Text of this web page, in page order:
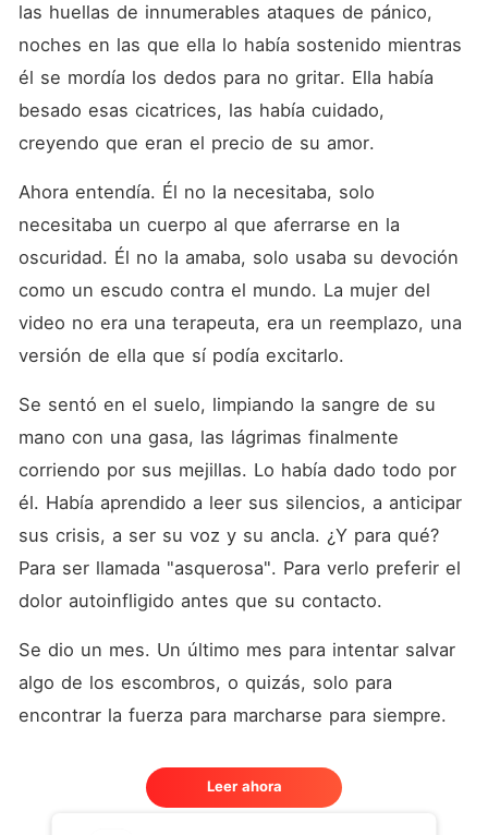
las huellas de innumerables ataques de pánico,
noches en las que ella lo había sostenido mientras
él se mordía los dedos para no gritar. Ella había
besado esas cicatrices, las había cuidado,
creyendo que eran el precio de su amor.
Ahora entendía. Él no la necesitaba, solo
necesitaba un cuerpo al que aferrarse en la
oscuridad. Él no la amaba, solo usaba su devoción
como un escudo contra el mundo. La mujer del
video no era una terapeuta, era un reemplazo, una
versión de ella que sí podía excitarlo.
Se sentó en el suelo, limpiando la sangre de su
mano con una gasa, las lágrimas finalmente
corriendo por sus mejillas. Lo había dado todo por
él. Había aprendido a leer sus silencios, a anticipar
sus crisis, a ser su voz y su ancla. ¿Y para qué?
Para ser llamada "asquerosa". Para verlo preferir el
dolor autoinfligido antes que su contacto.
Se dio un mes. Un último mes para intentar salvar
algo de los escombros, o quizás, solo para
encontrar la fuerza para marcharse para siempre.
Leer ahora